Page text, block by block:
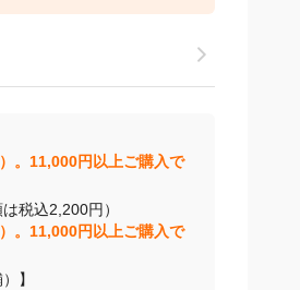
。11,000円以上ご購入で
税込2,200円）
。11,000円以上ご購入で
】